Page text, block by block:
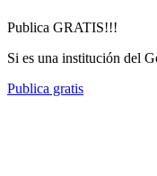
Publica GRATIS!!!
Si es una institución del
Publica gratis